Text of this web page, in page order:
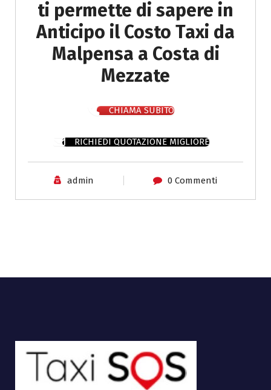
ti permette di sapere in
Anticipo il Costo Taxi da
Malpensa a Costa di
Mezzate
CHIAMA SUBITO
RICHIEDI QUOTAZIONE MIGLIORE
admin 0 Commenti